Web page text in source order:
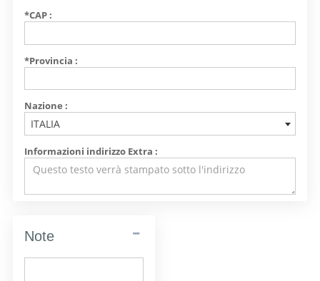
*CAP :
*Provincia :
Nazione :
ITALIA
Informazioni indirizzo Extra :
Note